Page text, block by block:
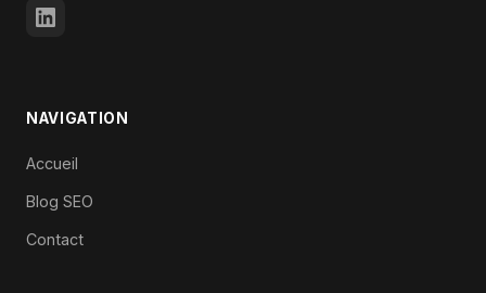
NAVIGATION
Accueil
Blog SEO
Contact